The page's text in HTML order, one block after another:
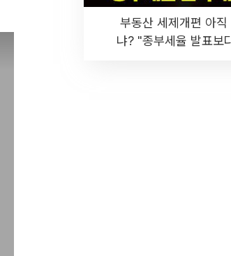
부동산 세제개편 아직
냐? "종부세율 발표보